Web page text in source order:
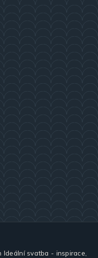
svatba - inspirace,